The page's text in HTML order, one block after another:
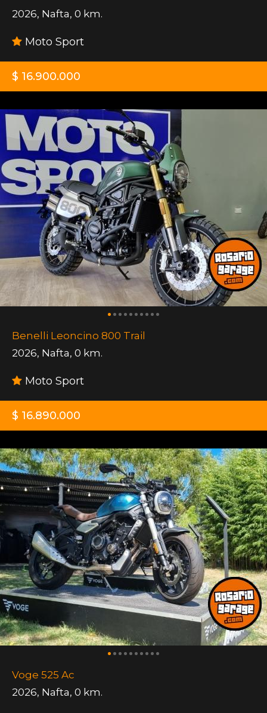
2026, Nafta, 0 km.
Moto Sport
$ 16.900.000
Benelli Leoncino 800 Trail
2026, Nafta, 0 km.
Moto Sport
$ 16.890.000
Voge 525 Ac
2026, Nafta, 0 km.